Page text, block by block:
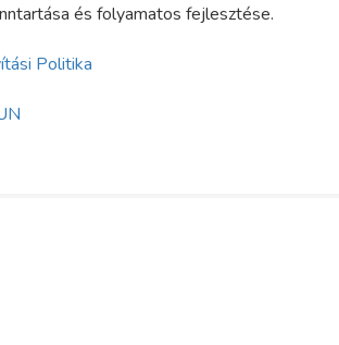
és folyamatos fejlesztése.
Politika